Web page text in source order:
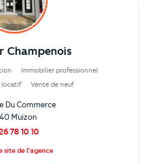
Champenois
Immobilier professionnel
locatif
Vente de neuf
Du Commerce
Muizon
78 10 10
site de l'agence